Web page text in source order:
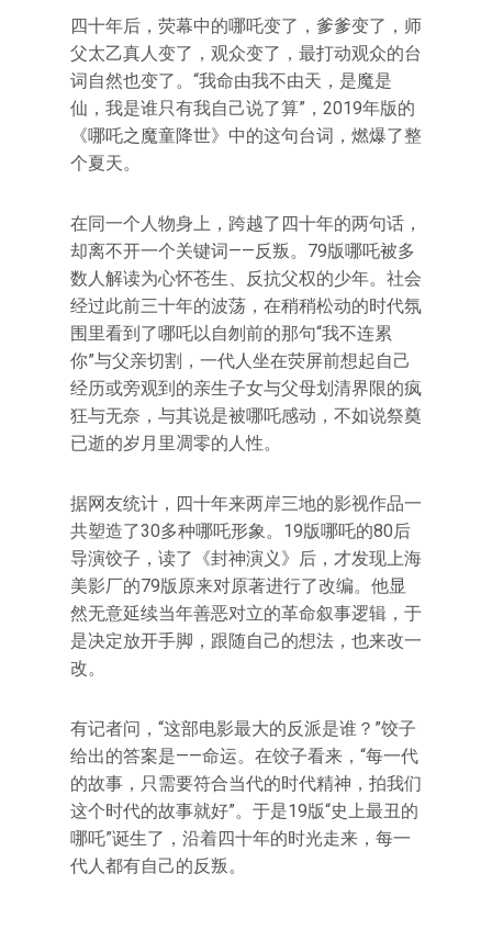
四十年后，荧幕中的哪吒变了，爹爹变了，师
父太乙真人变了，观众变了，最打动观众的台
词自然也变了。“我命由我不由天，是魔是
仙，我是谁只有我自己说了算”，2019年版的
《哪吒之魔童降世》中的这句台词，燃爆了整
个夏天。
在同一个人物身上，跨越了四十年的两句话，
却离不开一个关键词——反叛。79版哪吒被多
数人解读为心怀苍生、反抗父权的少年。社会
经过此前三十年的波荡，在稍稍松动的时代氛
围里看到了哪吒以自刎前的那句“我不连累
你”与父亲切割，一代人坐在荧屏前想起自己
经历或旁观到的亲生子女与父母划清界限的疯
狂与无奈，与其说是被哪吒感动，不如说祭奠
已逝的岁月里凋零的人性。
据网友统计，四十年来两岸三地的影视作品一
共塑造了30多种哪吒形象。19版哪吒的80后
导演饺子，读了《封神演义》后，才发现上海
美影厂的79版原来对原著进行了改编。他显
然无意延续当年善恶对立的革命叙事逻辑，于
是决定放开手脚，跟随自己的想法，也来改一
改。
有记者问，“这部电影最大的反派是谁？”饺子
给出的答案是——命运。在饺子看来，“每一代
的故事，只需要符合当代的时代精神，拍我们
这个时代的故事就好”。于是19版“史上最丑的
哪吒”诞生了，沿着四十年的时光走来，每一
代人都有自己的反叛。